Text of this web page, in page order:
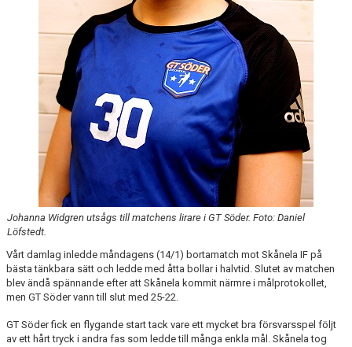
Johanna Widgren utsågs till matchens lirare i GT Söder. Foto: Daniel
Löfstedt.
Vårt damlag inledde måndagens (14/1) bortamatch mot Skånela IF på
bästa tänkbara sätt och ledde med åtta bollar i halvtid. Slutet av matchen
blev ändå spännande efter att Skånela kommit närmre i målprotokollet,
men GT Söder vann till slut med 25-22.
GT Söder fick en flygande start tack vare ett mycket bra försvarsspel följt
av ett hårt tryck i andra fas som ledde till många enkla mål. Skånela tog